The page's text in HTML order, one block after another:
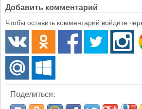
Добавить комментарий
Чтобы оставить комментарий войдите
Поделиться: